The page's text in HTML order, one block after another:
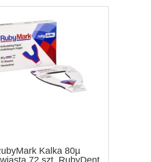
Kalka 80µ
72 szt. RubyDent